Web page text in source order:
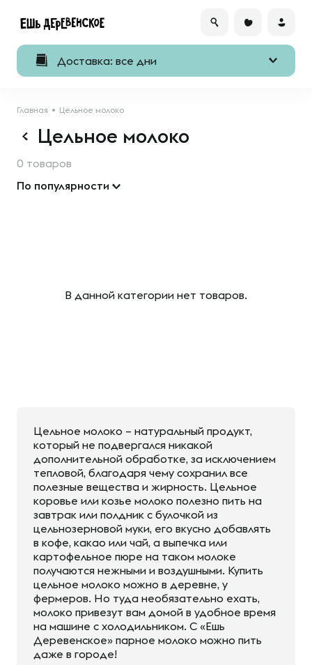
Доставка: все дни
Главная Цельное молоко
Цельное молоко
0 товаров
По популярности
В данной категории нет товаров.
Цельное молоко – натуральный продукт,
который не подвергался никакой
дополнительной обработке, за исключением
тепловой, благодаря чему сохранил все
полезные вещества и жирность. Цельное
коровье или козье молоко полезно пить на
завтрак или полдник с булочкой из
цельнозерновой муки, его вкусно добавлять
в кофе, какао или чай, а выпечка или
картофельное пюре на таком молоке
получаются нежными и воздушными. Купить
цельное молоко можно в деревне, у
фермеров. Но туда необязательно ехать,
молоко привезут вам домой в удобное время
на машине с холодильником. С «Ешь
Деревенское» парное молоко можно пить
даже в городе!